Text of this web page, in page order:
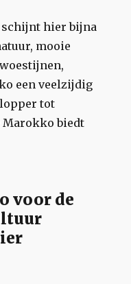
schijnt hier bijna
mooie
een veelzijdig
tot
Marokko biedt
voor de